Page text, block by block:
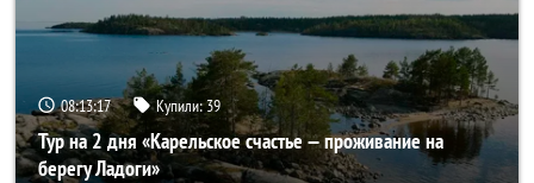
08:13:15 Купили:39
Тур на 2 дня «Карельское счастье — проживание на
берегу Ладоги»